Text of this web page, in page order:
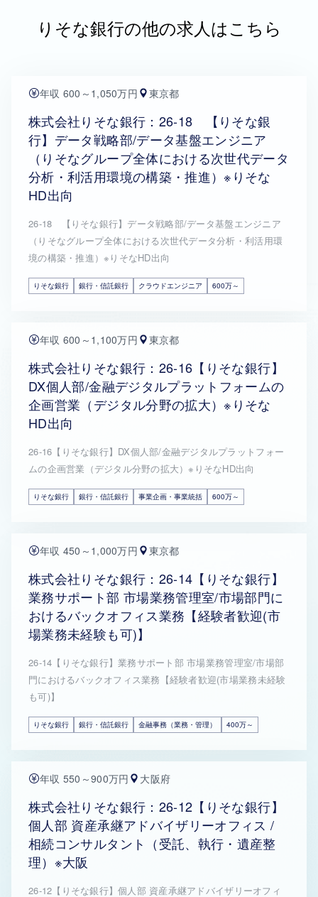
りそな銀行の他の求人はこちら
年収 600～1,050万円 東京都
株式会社りそな銀行：26-18 【りそな銀
行】データ戦略部/データ基盤エンジニア
（りそなグループ全体における次世代データ
分析・利活用環境の構築・推進）※りそな
HD出向
26-18 【りそな銀行】データ戦略部/データ基盤エンジニア
（りそなグループ全体における次世代データ分析・利活用環
境の構築・推進）※りそなHD出向
りそな銀行 銀行・信託銀行 クラウドエンジニア 600万～
年収 600～1,100万円 東京都
株式会社りそな銀行：26-16【りそな銀行】
DX個人部/金融デジタルプラットフォームの
企画営業（デジタル分野の拡大）※りそな
HD出向
26-16【りそな銀行】DX個人部/金融デジタルプラットフォー
ムの企画営業（デジタル分野の拡大）※りそなHD出向
りそな銀行 銀行・信託銀行 事業企画・事業統括 600万～
年収 450～1,000万円 東京都
株式会社りそな銀行：26-14【りそな銀行】
業務サポート部 市場業務管理室/市場部門に
おけるバックオフィス業務【経験者歓迎(市
場業務未経験も可)】
26-14【りそな銀行】業務サポート部 市場業務管理室/市場部
門におけるバックオフィス業務【経験者歓迎(市場業務未経験
も可)】
りそな銀行 銀行・信託銀行 金融事務（業務・管理） 400万～
年収 550～900万円 大阪府
株式会社りそな銀行：26-12【りそな銀行】
個人部 資産承継アドバイザリーオフィス /
相続コンサルタント（受託、執行・遺産整
理）※大阪
26-12【りそな銀行】個人部 資産承継アドバイザリーオフィ